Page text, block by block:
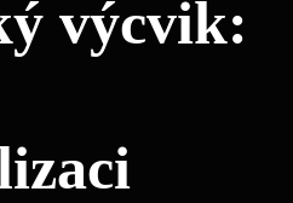
výcvik: